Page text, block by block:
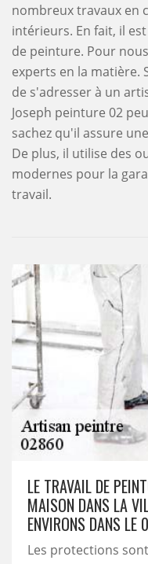
nombreux travaux en
intérieurs. En fait, il
de peinture. Pour
experts en la matière.
de s'adresser à un
Joseph peinture 02
sachez qu'il assure
De plus, il utilise des
modernes pour la
travail.
LE TRAVAIL DE
MAISON DANS LA
ENVIRONS DANS
Les protections